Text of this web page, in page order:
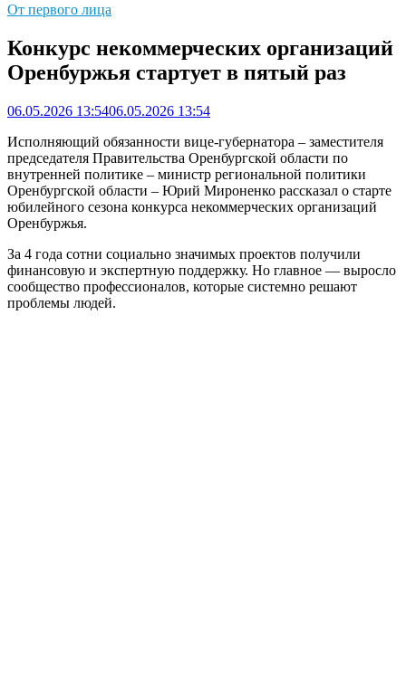
От первого лица
Конкурс некоммерческих организаций
Оренбуржья стартует в пятый раз
06.05.2026 13:5406.05.2026 13:54
Исполняющий обязанности вице-губернатора – заместителя
председателя Правительства Оренбургской области по
внутренней политике – министр региональной политики
Оренбургской области – Юрий Мироненко рассказал о старте
юбилейного сезона конкурса некоммерческих организаций
Оренбуржья.
За 4 года сотни социально значимых проектов получили
финансовую и экспертную поддержку. Но главное — выросло
сообщество профессионалов, которые системно решают
проблемы людей.